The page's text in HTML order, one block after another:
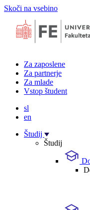
Skoči na vsebino
Za zaposlene
Za partnerje
Za mlade
Vstop študent
sl
en
Študij
Študij